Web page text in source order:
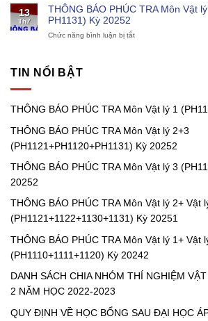
lýBÁO
PHÚC
13
Th7
THÔNG BÁO PHÚC TRA Môn Vật
PH1131) Kỳ 20252
Chức năng bình luận bị tắt
lý
(PH1130+
Kỳ
TIN NỔI BẬT
THÔNG BÁO PHÚC TRA Môn Vật lý 1
THÔNG BÁO PHÚC TRA Môn Vật lý 2+3
(PH1121+PH1120+PH1131) Kỳ 20252
THÔNG BÁO PHÚC TRA Môn Vật lý 3
20252
THÔNG BÁO PHÚC TRA Môn Vật lý 2+ Vật
(PH1121+1122+1130+1131) Kỳ 20251
THÔNG BÁO PHÚC TRA Môn Vật lý 1+ Vật
(PH1110+1111+1120) Kỳ 20242
DANH SÁCH CHIA NHÓM THÍ NGHIỆM
2 NĂM HỌC 2022-2023
QUY ĐỊNH VỀ HỌC BỔNG SAU ĐẠI HỌC